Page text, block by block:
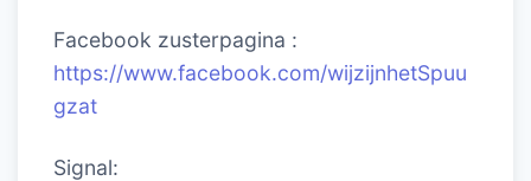
Facebook zusterpagina :
https://www.facebook.com/wijzijnhetSpuu
gzat
Signal: